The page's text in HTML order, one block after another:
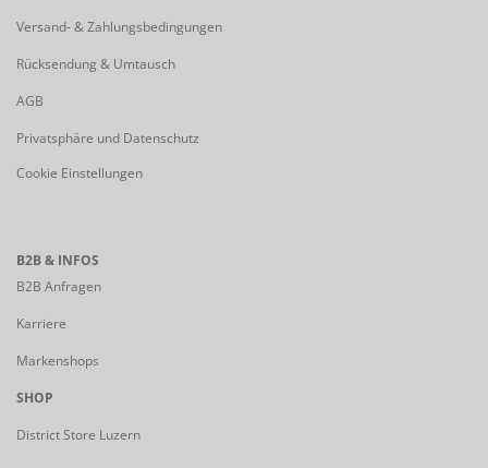
Versand- & Zahlungsbedingungen
Rücksendung & Umtausch
AGB
Privatsphäre und Datenschutz
Cookie Einstellungen
B2B & INFOS
B2B Anfragen
Karriere
Markenshops
SHOP
District Store Luzern